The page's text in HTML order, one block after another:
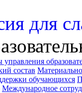
для
состав
обучающихся
Международное